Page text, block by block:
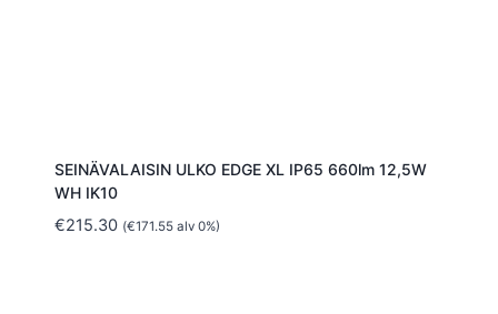
SEINÄVALAISIN ULKO EDGE XL IP65 660lm 12,5W
WH IK10
€215.30 (€171.55alv 0%)